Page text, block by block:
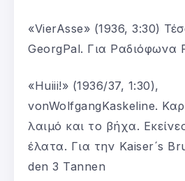
«VierAsse» (1936, 3:30)
GeorgPal. Για Ραδιόφωνα
«Huiii!» (1936/37, 1:30),
vonWolfgangKaskeline.
λαιμό και το βήχα.
έλατα. Για την Kaiser´s
den 3 Tannen